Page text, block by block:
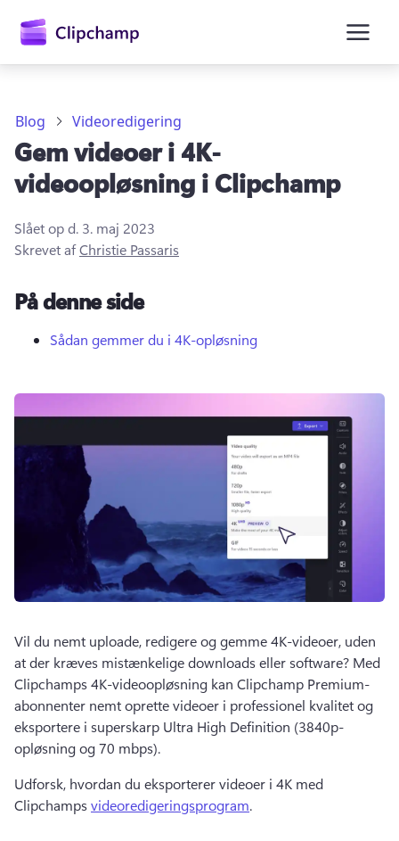
Prøv det gratis
Blog Videoredigering
Gem videoer i 4K-
videoopløsning i Clipchamp
Slået op d. 3. maj 2023
Skrevet afChristie Passaris
På denne side
Sådan gemmer du i 4K-opløsning
Vil du nemt uploade, redigere og gemme 4K-videoer, uden
at der kræves mistænkelige downloads eller software? Med
Clipchamps 4K-videoopløsning kan Clipchamp Premium-
abonnenter nemt oprette videoer i professionel kvalitet og
eksportere i superskarp Ultra High Definition (3840p-
opløsning og 70 mbps).
Udforsk, hvordan du eksporterer videoer i 4K med
Clipchamps videoredigeringsprogram.